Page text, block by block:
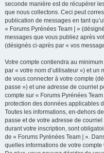
seconde manière est de récupérer
que nous collectons. Ceci peut
publication de messages en tant
« Forums Pyrénées Team | »
messages que vous publiez après
(désignés ci-après par « vos
Votre compte contiendra au
par « votre nom d’utilisateur ») et un
de vous connecter à votre compte
passe ») et une adresse de courriel
compte sur « Forums Pyrénées
protection des données applicables
Toutes les informations, en-dehors
passe et de votre adresse de
durant votre inscription, sont
de « Forums Pyrénées Team | ».
quelles informations de votre